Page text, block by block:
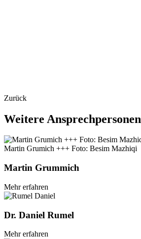
Zurück
Weitere Ansprechpersonen
Martin Grumich +++ Foto: Besim Mazhiqi
Martin Grummich
Mehr erfahren
Dr. Daniel Rumel
Mehr erfahren